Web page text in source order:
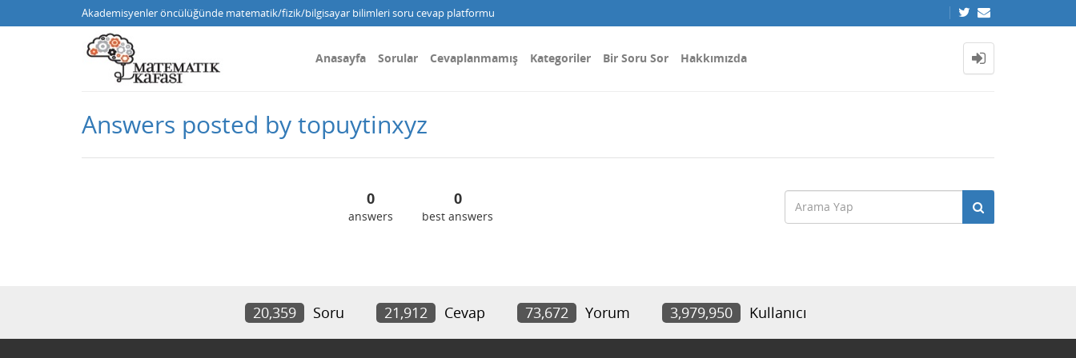
Akademisyenler öncülüğünde matematik/fizik/bilgisayar bilimleri soru cevap platformu
Anasayfa Sorular Cevaplanmamış Kategoriler Bir Soru Sor Hakkımızda
Answers posted by topuytinxyz
0
answers
0
best answers
20,359 Soru 21,912 Cevap 73,672 Yorum 3,979,950 Kullanıcı